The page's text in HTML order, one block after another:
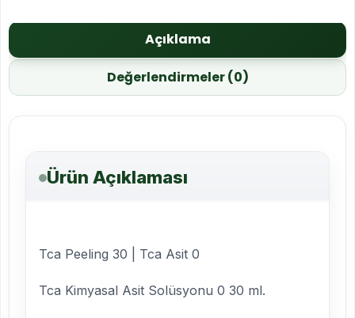
Açıklama
Değerlendirmeler (0)
Ürün Açıklaması
Tca Peeling 30 | Tca Asit 0
Tca Kimyasal Asit Solüsyonu 0 30 ml.